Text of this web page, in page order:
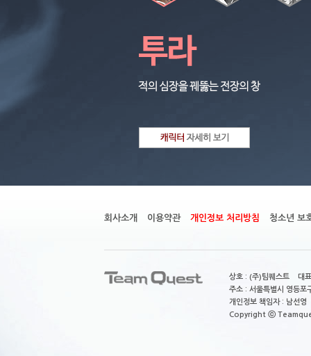
회사소개 이용약관 개인정보 처리방침 청소년 보
상호 : (주)팀퀘스트 대
주소 : 서울특별시 영등
개인정보 책임자 : 남
Copyright ⓒ